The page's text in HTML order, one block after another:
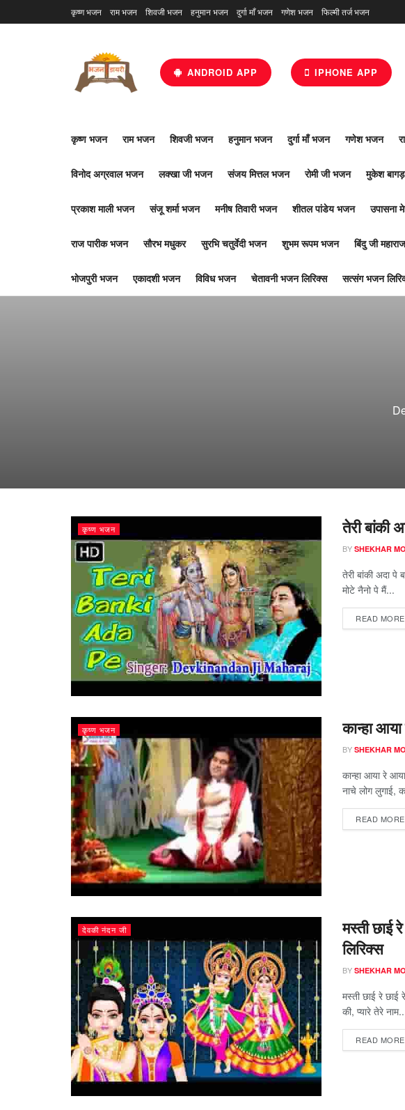
कृष्ण भजन राम भजन शिवजी भजन हनुमान भजन दुर्गा माँ भजन गणेश भजन फिल्मी तर्ज भजन
ANDROID APP IPHONE APP
कृष्ण भजन राम भजन शिवजी भजन हनुमान भजन दुर्गा माँ भजन गणेश भजन
विनोद अग्रवाल भजन लक्खा जी भजन संजय मित्तल भजन रोमी जी भजन मुकेश
प्रकाश माली भजन संजू शर्मा भजन मनीष तिवारी भजन शीतल पांडेय भजन उपासना
राज पारीक भजन सौरभ मधुकर सुरभि चतुर्वेदी भजन शुभम रूपम भजन बिंदु जी
भोजपुरी भजन एकादशी भजन विविध भजन चेतावनी भजन लिरिक्स सत्संग भजन
कृष्ण भजन तेरी बांकी
BY SHEKHAR
तेरी बांकी अदा पे
मोटे नैनो पे मैं...
READ MORE
कृष्ण भजन कान्हा
BY SHEKHAR
कान्हा आया रे
नाचे लोग लुगाई,
READ MORE
देवकी नंदन जी
मस्ती छाई
लिरिक्स
BY SHEKHAR
मस्ती छाई रे छाई
की, प्यारे तेरे
READ MORE